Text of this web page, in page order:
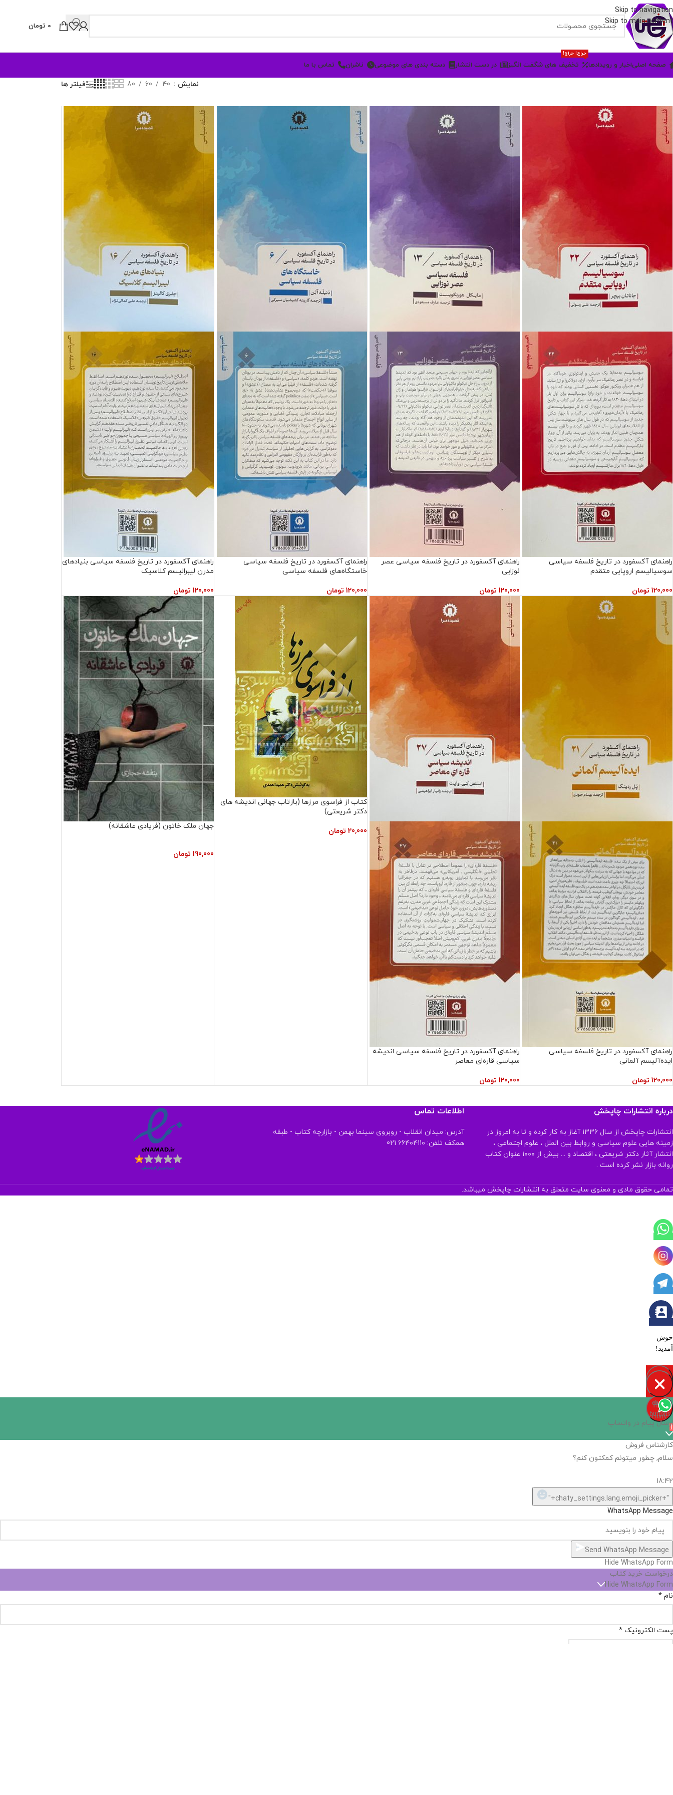
Skip to navigation
Skip to main content
0 تومان
صفحه اصلیاخبار و رویدادها تخفیف های شگفت انگیز
حراج! حراج!
در دست انتشار دسته بندی های موضوعی ناشران تماس با ما
نمایش 40
60
80 فیلتر ها
راهنمای آکسفورد در تاریخ فلسفه سیاسی
سوسیالیسم اروپایی متقدم
120,000 تومان
راهنمای آکسفورد در تاریخ فلسفه سیاسی عصر
نوزایی
120,000 تومان
راهنمای آکسفورد در تاریخ فلسفه سیاسی
خاستگاه‌های فلسفه سیاسی
120,000 تومان
راهنمای آکسفورد در تاریخ فلسفه سیاسی بنیادهای
مدرن لیبرالیسم کلاسیک
120,000 تومان
راهنمای آکسفورد در تاریخ فلسفه سیاسی
ایده‌آلیسم آلمانی
120,000 تومان
راهنمای آکسفورد در تاریخ فلسفه سیاسی اندیشه
سیاسی قاره‌ای معاصر
120,000 تومان
کتاب از فراسوی مرزها (بازتاب جهانی اندیشه های
دکتر شریعتی)
20,000 تومان
جهان ملک خاتون (فریادی عاشقانه)
190,000 تومان
درباره انتشارات چاپخش
انتشارات چاپخش از سال ۱۳۳۶ آغاز به کار کرده و تا به امروز در
زمینه هایی علوم سیاسی و روابط بین الملل ، علوم اجتماعی ،
انتشار آثار دکتر شریعتی ، اقتصاد و ... بیش از ۱۰۰۰ عنوان کتاب
روانه بازار نشر کرده است .
اطلاعات تماس
آدرس: میدان انقلاب - روبروی سینما بهمن - بازارچه کتاب - طبقه
همکف تلفن: ۶۶۴۰۴۱۱۰ 021
تمامی حقوق مادی و معنوی سایت متعلق به انتشارات چاپخش میباشد.
خوش
آمدید!
Open
chaty
chaty
buttons
1
Hide
chaty
ارسال پیام در واتساپ
کارشناس فروش
سلام, چطور میتونم کمکتون کنم؟
18:42
"+chaty_settings.lang.emoji_picker+"
WhatsApp Message
Send WhatsApp Message
Hide WhatsApp Form
درخواست خرید کتاب
Hide WhatsApp Form
نام *
پست الکترونیک *